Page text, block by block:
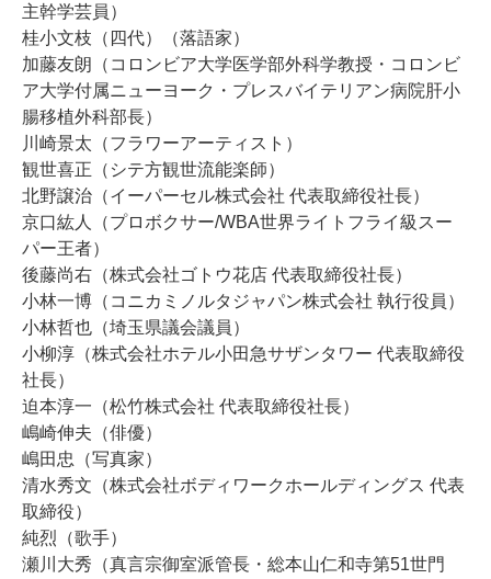
主幹学芸員）
桂小文枝（四代）（落語家）
加藤友朗（コロンビア大学医学部外科学教授・コロンビ
ア大学付属ニューヨーク・プレスバイテリアン病院肝小
腸移植外科部長）
川崎景太（フラワーアーティスト）
観世喜正（シテ方観世流能楽師）
北野譲治（イーパーセル株式会社 代表取締役社長）
京口紘人（プロボクサー/WBA世界ライトフライ級スー
パー王者）
後藤尚右（株式会社ゴトウ花店 代表取締役社長）
小林一博（コニカミノルタジャパン株式会社 執行役員）
小林哲也（埼玉県議会議員）
小柳淳（株式会社ホテル小田急サザンタワー 代表取締役
社長）
迫本淳一（松竹株式会社 代表取締役社長）
嶋崎伸夫（俳優）
嶋田忠（写真家）
清水秀文（株式会社ボディワークホールディングス 代表
取締役）
純烈（歌手）
瀬川大秀（真言宗御室派管長・総本山仁和寺第51世門